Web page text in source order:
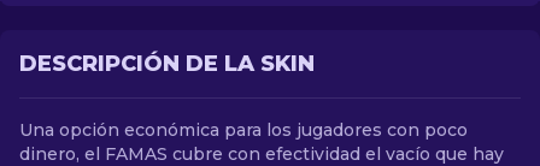
DESCRIPCIÓN DE LA SKIN
Una opción económica para los jugadores con poco
dinero, el FAMAS cubre con efectividad el vacío que hay